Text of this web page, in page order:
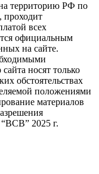
территорию РФ по
проходит
всех
официальным
на сайте.
носят только
обстоятельствах
положениями
материалов
2025 г.